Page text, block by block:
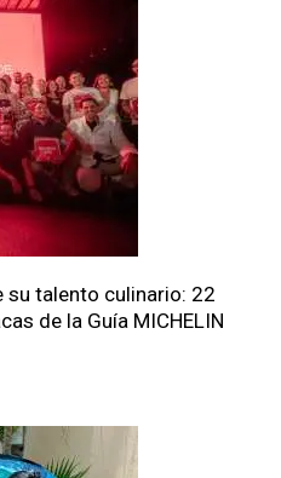
su talento culinario: 22
de la Guía MICHELIN